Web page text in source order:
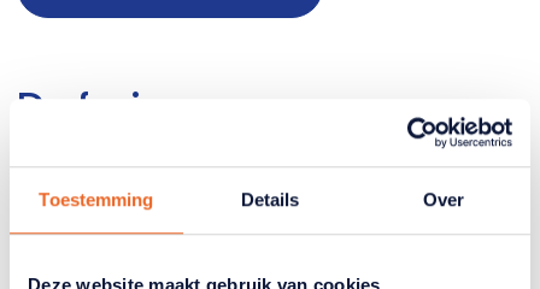
Toestemming Details Over
Deze website maakt gebruik van cookies
De fusie